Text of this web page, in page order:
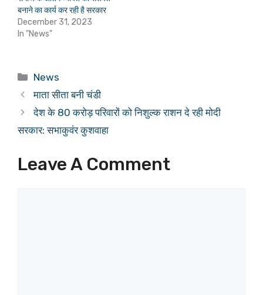
बनाने का कार्य कर रही है सरकार
December 31, 2023
In "News"
Categories
News
माता सीता बनी चंडी
देश के 80 करोड़ परिवारों को निशुल्क राशन दे रही मोदी
सरकार: सभाकुवंर कुशवाहा
Leave A Comment